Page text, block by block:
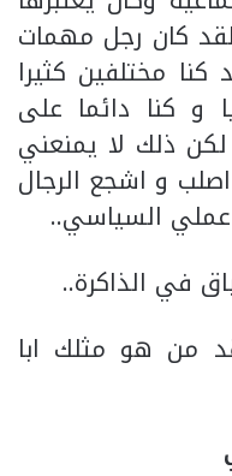
كان رجل مهمات
مختلفين كثيرا
و كنا دائما على
ذلك لا يمنعني
و اشجع الرجال
عملي السياسي..
في الذاكرة..
من هو مثلك ابا